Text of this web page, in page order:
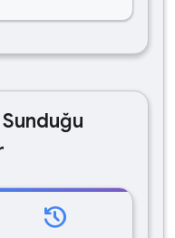
history